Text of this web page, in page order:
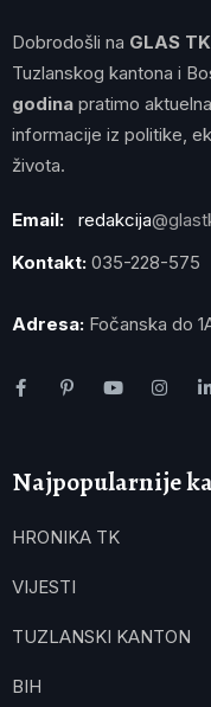
Dobrodošli na GLAS TK
Tuzlanskog kantona i
godina pratimo
informacije iz politike,
života.
Email: redakcija
Kontakt: 035-228-575
Adresa: Fočanska do
Najpopularnije
HRONIKA TK
VIJESTI
TUZLANSKI KANTON
BIH